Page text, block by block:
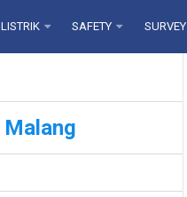
LISTRIK SAFETY SURVEY